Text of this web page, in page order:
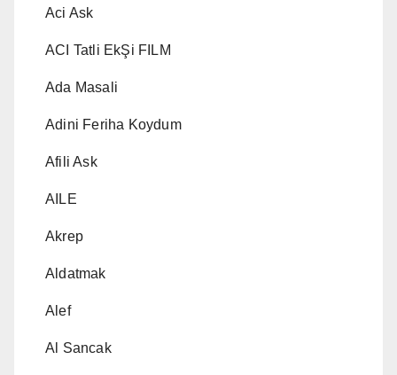
Aci Ask
ACI Tatli EkŞi FILM
Ada Masali
Adini Feriha Koydum
Afili Ask
AILE
Akrep
Aldatmak
Alef
Al Sancak